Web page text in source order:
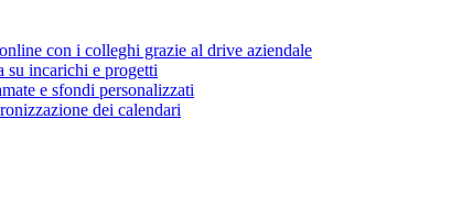
con i colleghi grazie al drive aziendale
su incarichi e progetti
e sfondi personalizzati
dei calendari